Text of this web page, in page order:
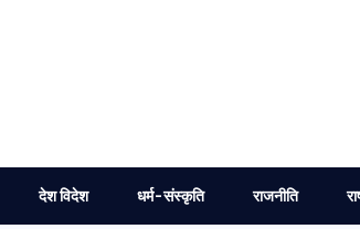
देश विदेश धर्म-संस्कृति राजनीति